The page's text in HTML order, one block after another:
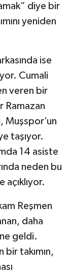
diye bir
yeniden
ise
Cumali
veren bir
Ramazan
Muşspor’un
taşıyor.
14 asiste
neden bu
Reşmen
daha
geldi.
takımın,